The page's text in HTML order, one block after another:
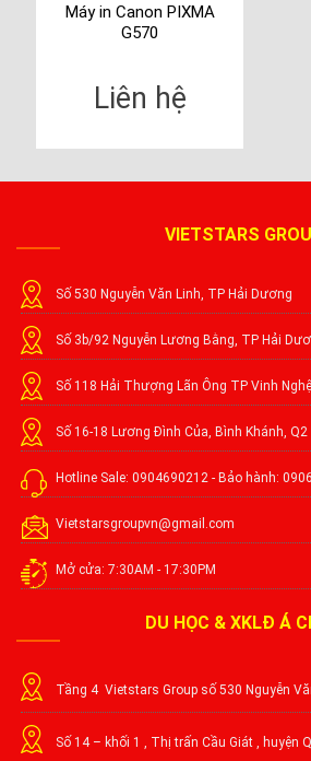
Máy in Canon PIXMA
G570
Liên hệ
VIETSTARS
Số 530 Nguyễn Văn Linh, TP Hải Dương
Số 3b/92 Nguyễn Lương Bằng, TP Hải
Số 118 Hải Thượng Lãn Ông TP Vinh
Số 16-18 Lương Đình Của, Bình Khánh, Q2
Hotline Sale: 0904690212 - Bảo hành:
Vietstarsgroupvn@gmail.com
Mở cửa: 7:30AM - 17:30PM
DU HỌC & XKLĐ Á
Tầng 4 Vietstars Group số 530 Nguyễn
Số 14 – khối 1 , Thị trấn Cầu Giát , huyện